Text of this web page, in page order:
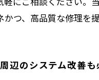
かつ、高品質な修理を
辺のシステム改善も